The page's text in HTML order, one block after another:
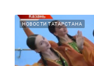
НОВОСТИ ТАТАРСТАНА